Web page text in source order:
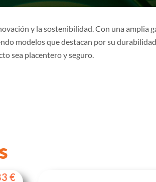
y la sostenibilidad. Con una amplia
modelos que destacan por su
sea placentero y seguro.
€